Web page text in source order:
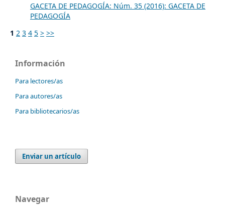
GACETA DE PEDAGOGÍA: Núm. 35 (2016): GACETA DE
PEDAGOGÍA
1 2 3 4 5 > >>
Información
Para lectores/as
Para autores/as
Para bibliotecarios/as
Enviar un artículo
Navegar